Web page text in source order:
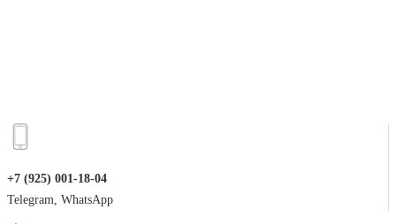
+7 (925) 001-18-04
Telegram, WhatsApp